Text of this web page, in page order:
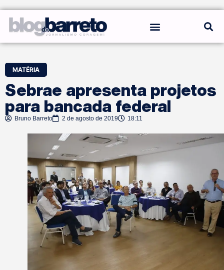
MATÉRIA
Sebrae apresenta projetos
para bancada federal
Bruno Barreto 2 de agosto de 2019 18:11